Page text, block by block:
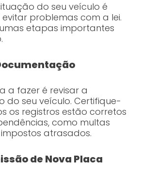
do seu veículo é
problemas com a lei.
etapas importantes
a fazer é revisar a
do seu veículo. Certifique-
os registros estão corretos
como multas
atrasados.
de Nova Placa